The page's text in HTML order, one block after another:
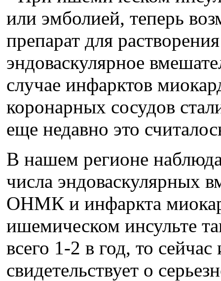
или эмболией, теперь
препарат для
эндоваскулярное
случае инфарктов
коронарных сосудов
еще недавно это
В нашем регионе
числа эндоваскулярных
ОНМК и инфаркта
ишемическом инсульте
всего 1-2 в год, то
свидетельствует о